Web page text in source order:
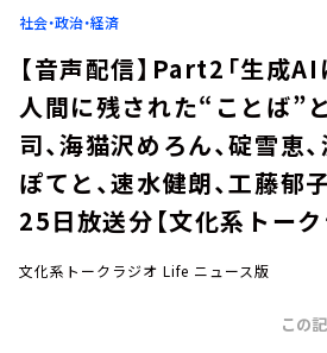
週間番組表
社会・政治・経済
【音声配信】Part2「生成AI
人間に残された“ことば”
司、海猫沢めろん、碇雪恵
ぽてと、速水健朗、工藤
25日放送分【文化系トー
文化系トークラジオ Life ニュース版
この